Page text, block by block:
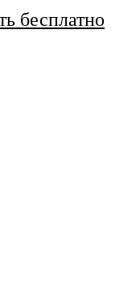
бесплатно